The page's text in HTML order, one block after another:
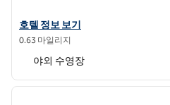
힐튼 웨스트 팜 비치의 호텔 정보 보기
호텔 정보 보기
0.63 마일리지
야외 수영장
1/12